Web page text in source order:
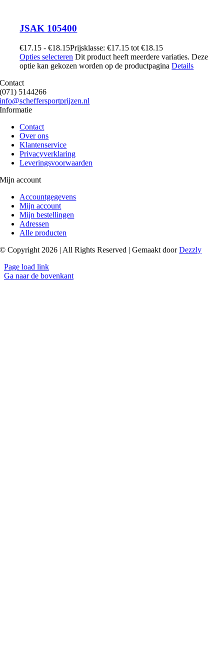
JSAK 105400
€17.15 - €18.15Prijsklasse: €17.15 tot €18.15
Opties selecteren Dit product heeft meerdere variaties. Deze
optie kan gekozen worden op de productpaginaDetails
Contact
(071) 5144266
info@scheffersportprijzen.nl
Informatie
Contact
Over ons
Klantenservice
Privacyverklaring
Leveringsvoorwaarden
Mijn account
Accountgegevens
Mijn account
Mijn bestellingen
Adressen
Alle producten
© Copyright 2026 | All Rights Reserved | Gemaakt doorDezzly
Page load link
Ga naar de bovenkant